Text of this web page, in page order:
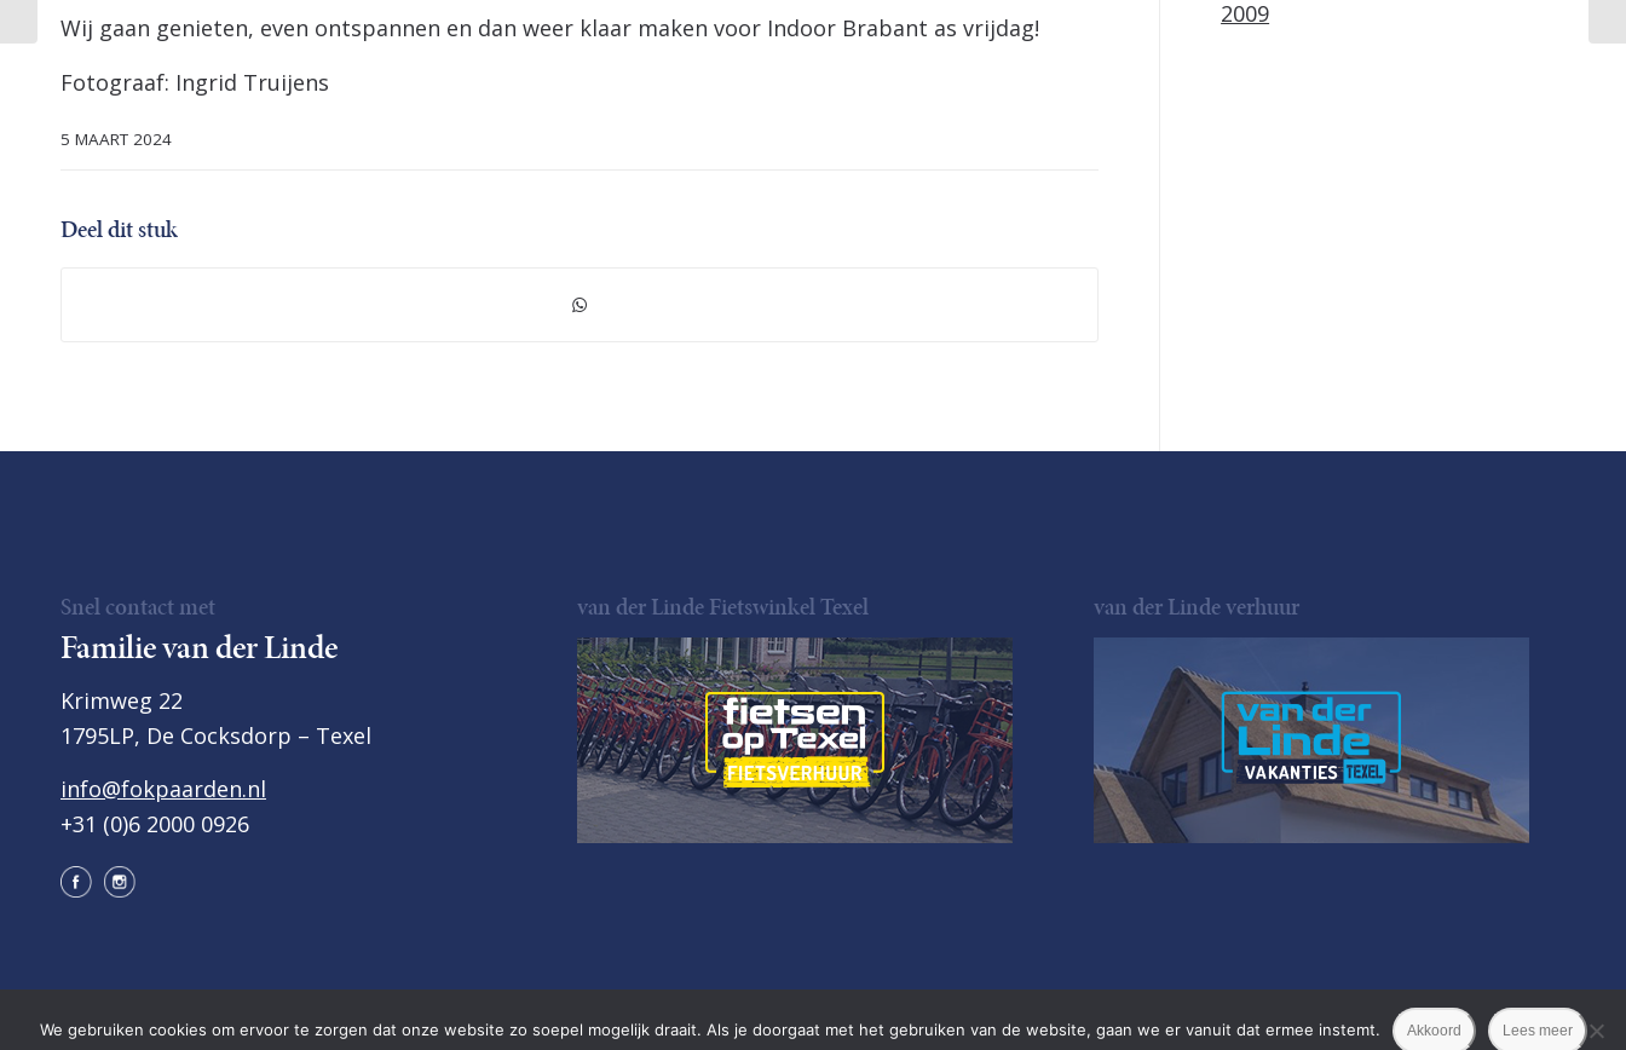
Wij gaan genieten, even ontspannen en dan weer klaar maken voor Indoor Brabant as vrijdag!
Fotograaf: Ingrid Truijens
5 MAART 2024
Deel dit stuk
2009
Snel contact met
Familie van der Linde
Krimweg 22
1795LP, De Cocksdorp – Texel
info@fokpaarden.nl
+31 (0)6 2000 0926
van der Linde Fietswinkel Texel van der Linde verhuur
Copyright van der Linde Texel • Privacyverklaring • Website doorNewmore
We gebruiken cookies om ervoor te zorgen dat onze website zo soepel mogelijk draait. Als je doorgaat met het gebruiken van de website, gaan we er vanuit dat ermee instemt. Akkoord Lees meer